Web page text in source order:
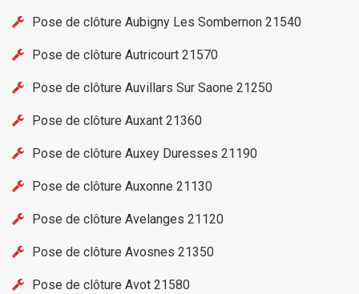
Pose de clôture Aubigny Les Sombernon 21540
Pose de clôture Autricourt 21570
Pose de clôture Auvillars Sur Saone 21250
Pose de clôture Auxant 21360
Pose de clôture Auxey Duresses 21190
Pose de clôture Auxonne 21130
Pose de clôture Avelanges 21120
Pose de clôture Avosnes 21350
Pose de clôture Avot 21580